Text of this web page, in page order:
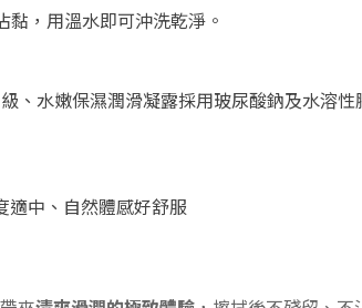
，用溫水即可沖洗乾淨。
、水嫩保濕潤滑凝露採用玻尿酸鈉及水溶
適中、自然體感好舒服